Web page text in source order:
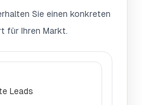
Sie einen konkreten
für Ihren Markt.
Leads